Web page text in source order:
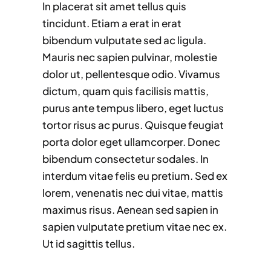
In placerat sit amet tellus quis
tincidunt. Etiam a erat in erat
bibendum vulputate sed ac ligula.
Mauris nec sapien pulvinar, molestie
dolor ut, pellentesque odio. Vivamus
dictum, quam quis facilisis mattis,
purus ante tempus libero, eget luctus
tortor risus ac purus. Quisque feugiat
porta dolor eget ullamcorper. Donec
bibendum consectetur sodales. In
interdum vitae felis eu pretium. Sed ex
lorem, venenatis nec dui vitae, mattis
maximus risus. Aenean sed sapien in
sapien vulputate pretium vitae nec ex.
Ut id sagittis tellus.